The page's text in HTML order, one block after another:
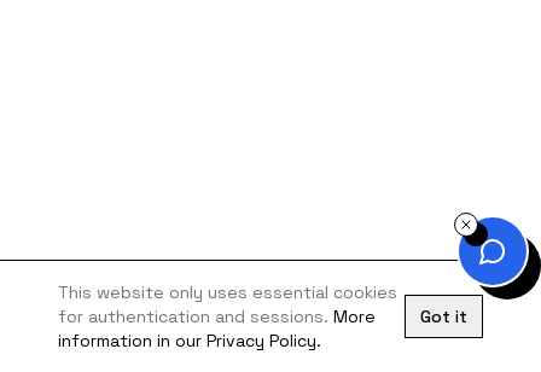
This website only uses essential cookies
for authentication and sessions. More
information in our Privacy Policy.
Got it